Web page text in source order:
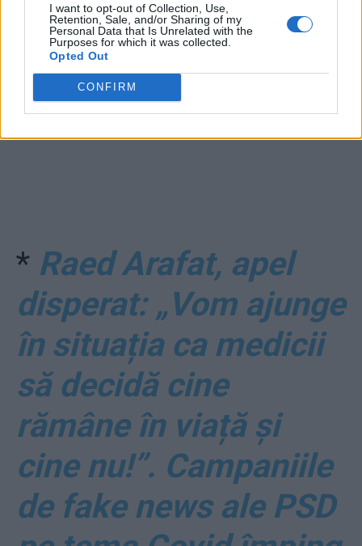
I want to opt-out of Collection, Use,
Retention, Sale, and/or Sharing of my
Personal Data that Is Unrelated with the
Purposes for which it was collected.
Opted Out
CONFIRM
ad
* Raed Arafat, apel
disperat: „Vom ajunge
în situația ca medicii
să decidă cine
rămâne în viață și
cine nu!”. Campaniile
de fake news ale PSD